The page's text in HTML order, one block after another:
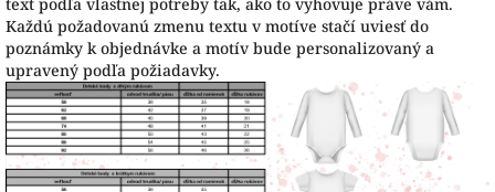
Každú požadovanú zmenu textu v motíve stačí uviesť do
poznámky k objednávke a motív bude personalizovaný a
upravený podľa požiadavky.